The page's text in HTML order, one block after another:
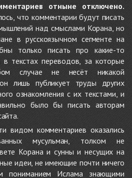
отныне отключено.
что комментарии будут писать
над смыслами Корана, но
в русскоязычном сегменте на
только писать про какие-то
в текстах переводов, за которые
случае не несёт никакой
лишь публикует труды других
ознакомления с их текстами, и
было бы писать авторам
видом комментариев оказались
мусульман, толком не
Корана и сунны и несущих на
идеи, не имеющие почти ничего
пониманием Ислама знающими